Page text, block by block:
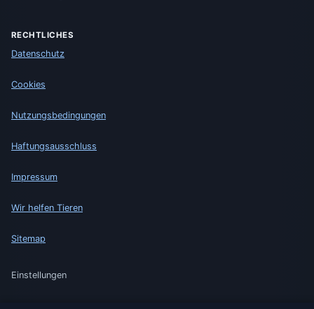
RECHTLICHES
Datenschutz
Cookies
Nutzungsbedingungen
Haftungsausschluss
Impressum
Wir helfen Tieren
Sitemap
Einstellungen